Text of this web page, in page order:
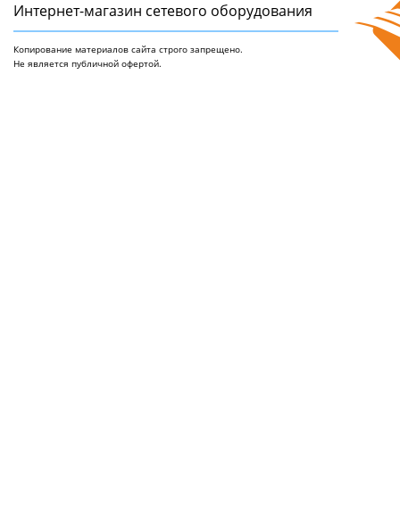
Интернет-магазин сетeвого оборудования
Копирование материалов сайта строго запрещено.
Не является публичной офертой.